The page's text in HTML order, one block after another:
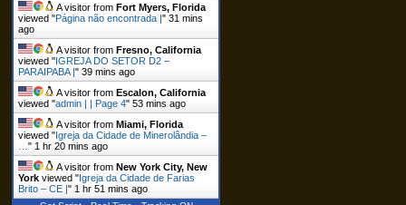
A visitor fromFort Myers, Florida
viewed "Página não encontrada |"31 mins
ago
A visitor fromFresno, California
viewed "IGREJA DO SETOR D2 –
PARAIPABA |"39 mins ago
A visitor fromEscalon, California
viewed "admin | | Page 4"53 mins ago
A visitor fromMiami, Florida
viewed "Igreja da Cidade de Minerolândia –
…" 1 hr 20 mins ago
A visitor fromNew York City, New
York viewed "Igreja da Cidade de Farias
Brito – CE |" 1 hr 51 mins ago